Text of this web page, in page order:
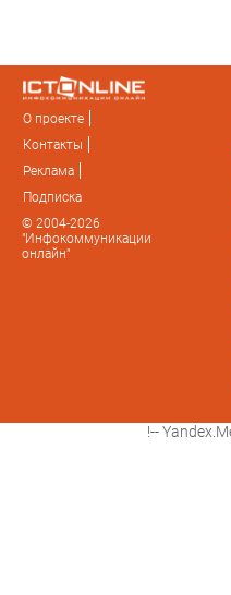
О проекте
Контакты
Реклама
Подписка
© 2004-2026
"Инфокоммуникации
онлайн"
!--